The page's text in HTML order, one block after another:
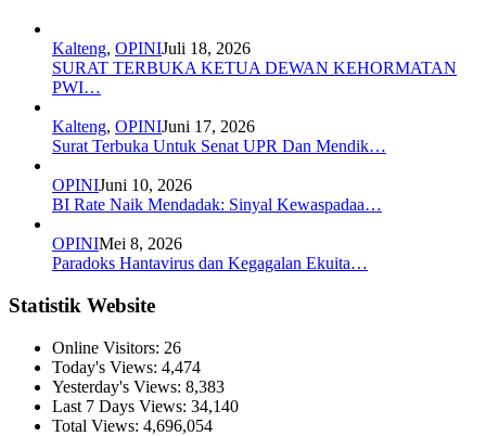
Kalteng, OPINIJuli 18, 2026
SURAT TERBUKA KETUA DEWAN KEHORMATAN
PWI…
Kalteng, OPINIJuni 17, 2026
Surat Terbuka Untuk Senat UPR Dan Mendik…
OPINIJuni 10, 2026
BI Rate Naik Mendadak: Sinyal Kewaspadaa…
OPINIMei 8, 2026
Paradoks Hantavirus dan Kegagalan Ekuita…
Statistik Website
Online Visitors: 26
Today's Views: 4,474
Yesterday's Views: 8,383
Last 7 Days Views: 34,140
Total Views: 4,696,054